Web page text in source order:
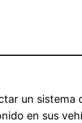
un
en sus